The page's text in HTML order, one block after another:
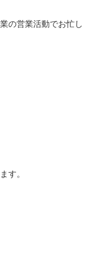
の営業活動でお忙し
す。